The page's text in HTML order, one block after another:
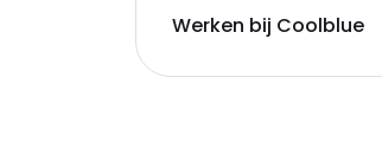
Werken bij Coolblue